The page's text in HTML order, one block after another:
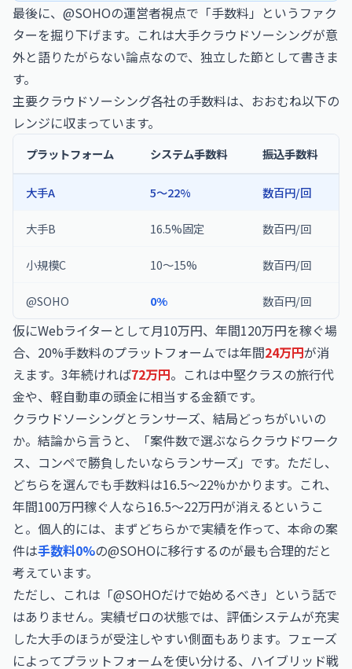
最後に、@SOHOの運営者視点で「手数料」というファク
ターを掘り下げます。これは大手クラウドソーシングが意
外と語りたがらない論点なので、独立した節として書きま
す。
主要クラウドソーシング各社の手数料は、おおむね以下の
レンジに収まっています。
プラットフォーム システム手数料 振込手数料
大手A 5〜22% 数百円/回
大手B 16.5%固定 数百円/回
小規模C 10〜15% 数百円/回
@SOHO 0% 数百円/回
仮にWebライターとして月10万円、年間120万円を稼ぐ場
合、20%手数料のプラットフォームでは年間24万円が消
えます。3年続ければ72万円。これは中堅クラスの旅行代
金や、軽自動車の頭金に相当する金額です。
クラウドソーシングとランサーズ、結局どっちがいいの
か。結論から言うと、「案件数で選ぶならクラウドワーク
ス、コンペで勝負したいならランサーズ」です。ただし、
どちらを選んでも手数料は16.5〜22%かかります。これ、
年間100万円稼ぐ人なら16.5〜22万円が消えるというこ
と。個人的には、まずどちらかで実績を作って、本命の案
件は手数料0%の@SOHOに移行するのが最も合理的だと
考えています。
ただし、これは「@SOHOだけで始めるべき」という話で
はありません。実績ゼロの状態では、評価システムが充実
した大手のほうが受注しやすい側面もあります。フェーズ
によってプラットフォームを使い分ける、ハイブリッド戦